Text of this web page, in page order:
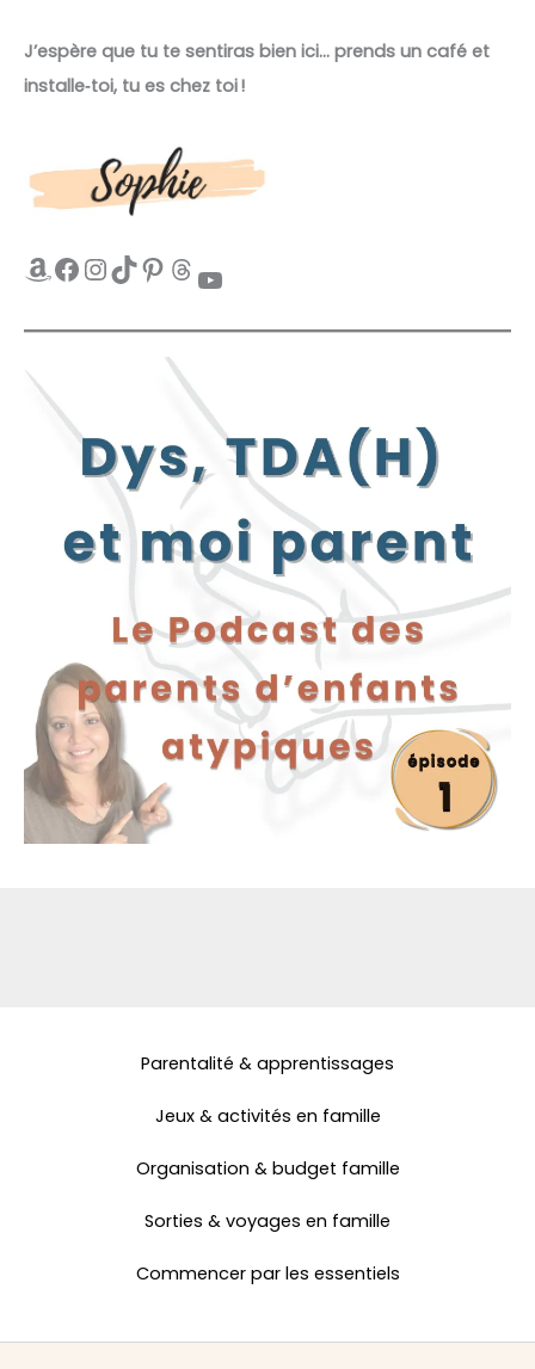
J’espère que tu te sentiras bien ici… prends un café et
installe‑toi, tu es chez toi !
Amazon Facebook InstagramTikTok Pinterest Threads YouTube
Parentalité & apprentissages
Jeux & activités en famille
Organisation & budget famille
Sorties & voyages en famille
Commencer par les essentiels